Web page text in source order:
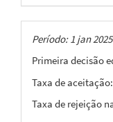
Taxas
Período: 1 jan
Primeira decisão
Taxa de aceitação:
Taxa de rejeição